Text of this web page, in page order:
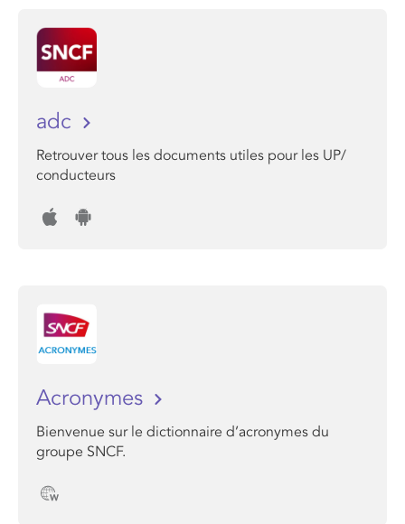
adc
Retrouver tous les documents utiles pour les UP/
conducteurs
Acronymes
Bienvenue sur le dictionnaire d’acronymes du
groupe SNCF.